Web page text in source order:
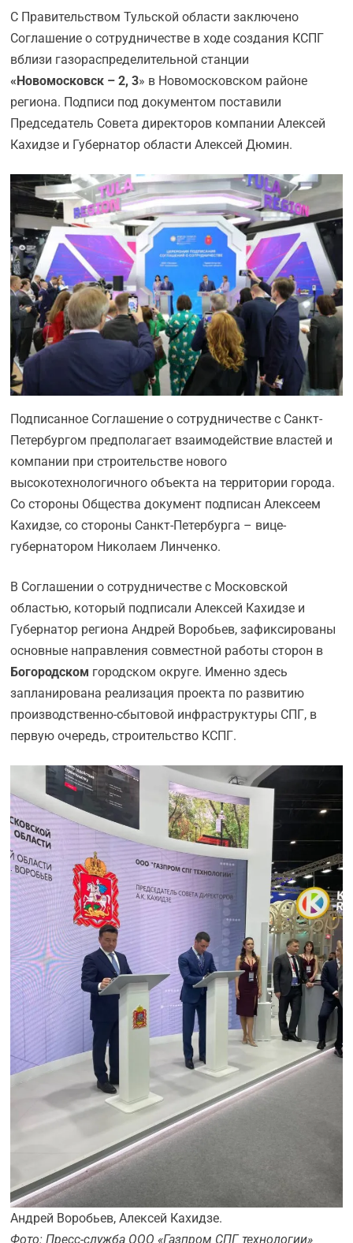
С Правительством Тульской области заключено
Соглашение о сотрудничестве в ходе создания КСПГ
вблизи газораспределительной станции
«Новомосковск – 2, 3» в Новомосковском районе
региона. Подписи под документом поставили
Председатель Совета директоров компании Алексей
Кахидзе и Губернатор области Алексей Дюмин.
Подписанное Соглашение о сотрудничестве с Санкт-
Петербургом предполагает взаимодействие властей и
компании при строительстве нового
высокотехнологичного объекта на территории города.
Со стороны Общества документ подписан Алексеем
Кахидзе, со стороны Санкт-Петербурга – вице-
губернатором Николаем Линченко.
В Соглашении о сотрудничестве с Московской
областью, который подписали Алексей Кахидзе и
Губернатор региона Андрей Воробьев, зафиксированы
основные направления совместной работы сторон в
Богородском городском округе. Именно здесь
запланирована реализация проекта по развитию
производственно-сбытовой инфраструктуры СПГ, в
первую очередь, строительство КСПГ.
Андрей Воробьев, Алексей Кахидзе.
Фото: Пресс-служба ООО «Газпром СПГ технологии»